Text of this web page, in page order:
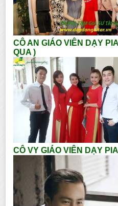
CÔ AN GIÁO VIÊN DẠY
QUA )
CÔ VY GIÁO VIÊN DẠY